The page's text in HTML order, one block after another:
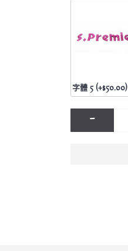
字體 5 (+$50.00)
-